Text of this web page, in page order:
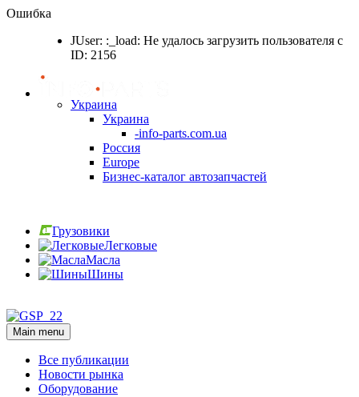
Ошибка
JUser: :_load: Не удалось загрузить пользователя с
ID: 2156
Украина
Украина
-info-parts.com.ua
Россия
Europe
Бизнес-каталог автозапчастей
Грузовики
Легковые
Масла
Шины
Main menu
Все публикации
Новости рынка
Оборудование